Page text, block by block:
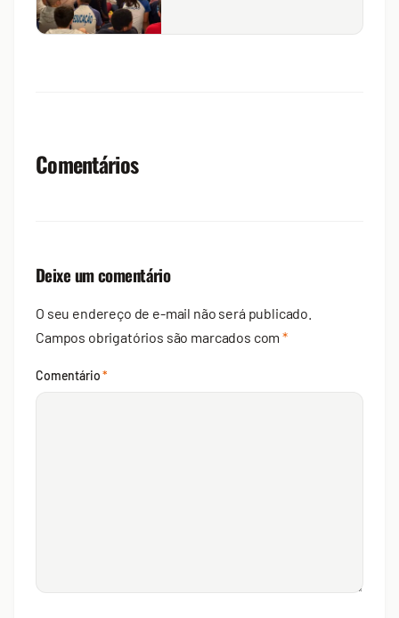
cidade
Comentários
Deixe um comentário
O seu endereço de e-mail não será publicado.
Campos obrigatórios são marcados com*
Comentário*